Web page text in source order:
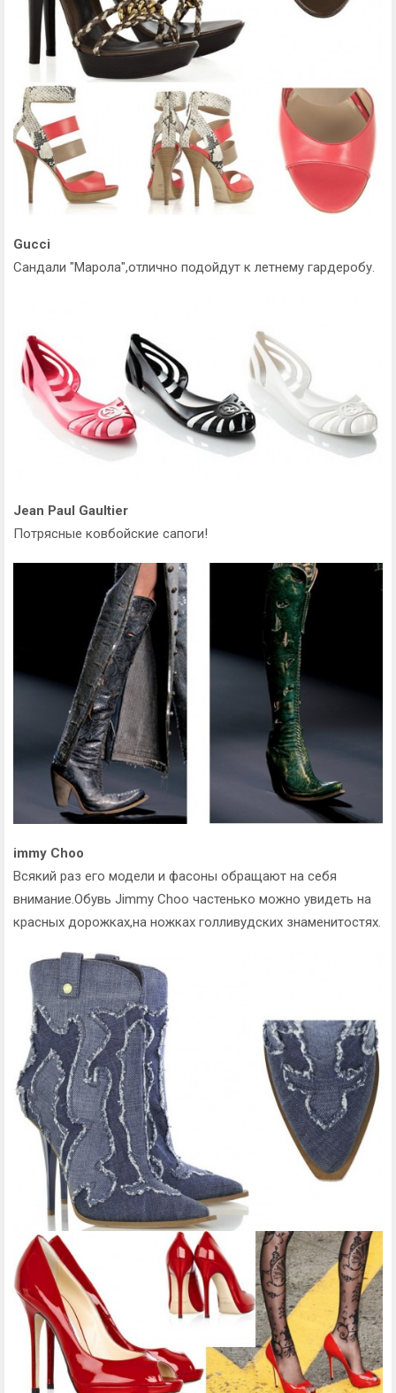
Gucci
Сандали "Марола",отлично подойдут к летнему гардеробу.
Jean Paul Gaultier
Потрясные ковбойские сапоги!
immy Choo
Всякий раз его модели и фасоны обращают на себя
внимание.Обувь Jimmy Choo частенько можно увидеть на
красных дорожках,на ножках голливудских знаменитостях.